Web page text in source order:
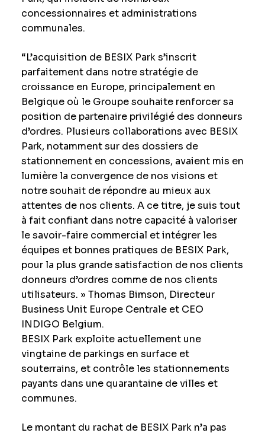
concessionnaires et administrations
communales.
“L’acquisition de BESIX Park s’inscrit
parfaitement dans notre stratégie de
croissance en Europe, principalement en
Belgique où le Groupe souhaite renforcer sa
position de partenaire privilégié des donneurs
d’ordres. Plusieurs collaborations avec BESIX
Park, notamment sur des dossiers de
stationnement en concessions, avaient mis en
lumière la convergence de nos visions et
notre souhait de répondre au mieux aux
attentes de nos clients. A ce titre, je suis tout
à fait confiant dans notre capacité à valoriser
le savoir-faire commercial et intégrer les
équipes et bonnes pratiques de BESIX Park,
pour la plus grande satisfaction de nos clients
donneurs d’ordres comme de nos clients
utilisateurs. » Thomas Bimson, Directeur
Business Unit Europe Centrale et CEO
INDIGO Belgium.
BESIX Park exploite actuellement une
vingtaine de parkings en surface et
souterrains, et contrôle les stationnements
payants dans une quarantaine de villes et
communes.
Le montant du rachat de BESIX Park n’a pas